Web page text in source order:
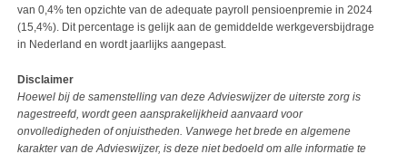
van 0,4% ten opzichte van de adequate payroll pensioenpremie in 2024
(15,4%). Dit percentage is gelijk aan de gemiddelde werkgeversbijdrage
in Nederland en wordt jaarlijks aangepast.
Disclaimer
Hoewel bij de samenstelling van deze Advieswijzer de uiterste zorg is
nagestreefd, wordt geen aansprakelijkheid aanvaard voor
onvolledigheden of onjuistheden. Vanwege het brede en algemene
karakter van de Advieswijzer, is deze niet bedoeld om alle informatie te